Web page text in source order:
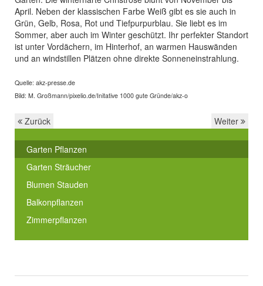
April. Neben der klassischen Farbe Weiß gibt es sie auch in
Grün, Gelb, Rosa, Rot und Tiefpurpurblau. Sie liebt es im
Sommer, aber auch im Winter geschützt. Ihr perfekter Standort
ist unter Vordächern, im Hinterhof, an warmen Hauswänden
und an windstillen Plätzen ohne direkte Sonneneinstrahlung.
Quelle: akz-presse.de
Bild: M. Großmann/pixelio.de/Initative 1000 gute Gründe/akz-o
Zurück Weiter
Garten Pflanzen
Garten Sträucher
Blumen Stauden
Balkonpflanzen
Zimmerpflanzen